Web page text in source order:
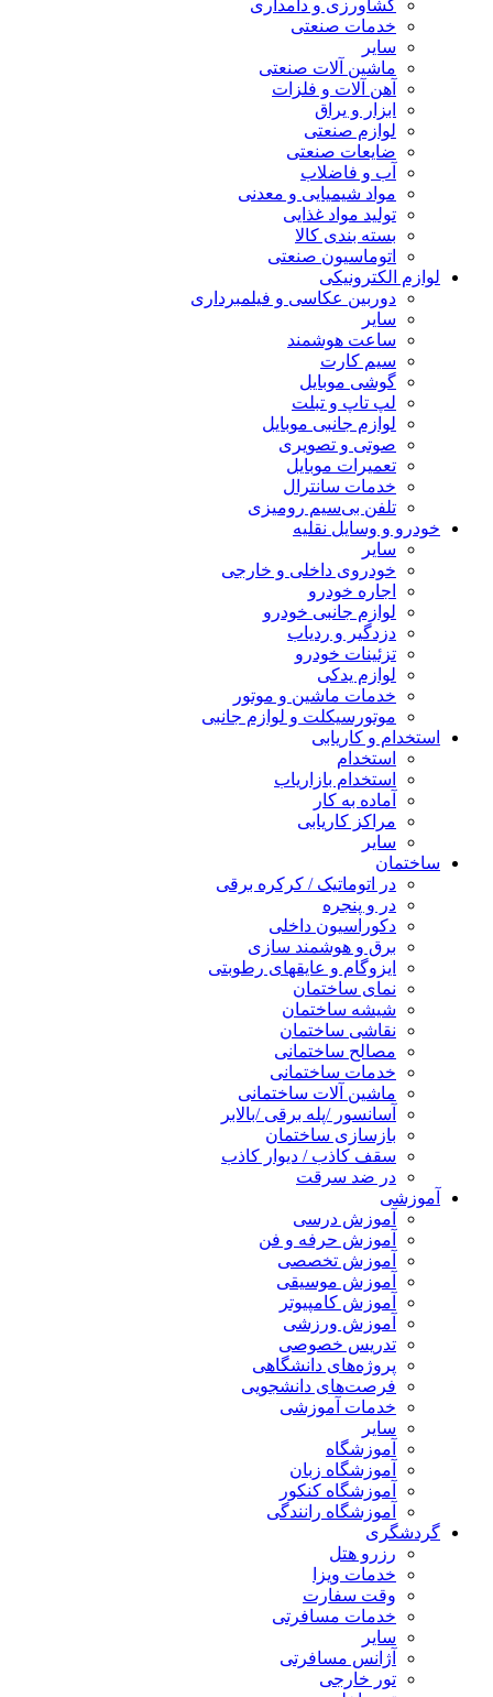
کشاورزی و دامداری
خدمات صنعتی
سایر
ماشین آلات صنعتی
آهن آلات و فلزات
ابزار و یراق
لوازم صنعتی
ضایعات صنعتی
آب و فاضلاب
مواد شیمیایی و معدنی
تولید مواد غذایی
بسته بندی کالا
اتوماسیون صنعتی
لوازم الکترونیکی
دوربین عکاسی و فیلمبرداری
سایر
ساعت هوشمند
سیم کارت
گوشی موبایل
لپ تاپ و تبلت
لوازم جانبی موبایل
صوتی و تصویری
تعمیرات موبایل
خدمات سانترال
تلفن بی‌سیم رومیزی
خودرو و وسایل نقلیه
سایر
خودروی داخلی و خارجی
اجاره خودرو
لوازم جانبی خودرو
دزدگیر و ردیاب
تزئینات خودرو
لوازم یدکی
خدمات ماشین و موتور
موتورسیکلت و لوازم جانبی
استخدام و کاریابی
استخدام
استخدام بازاریاب
آماده به کار
مراکز کاریابی
سایر
ساختمان
در اتوماتیک / کرکره برقی
در و پنجره
دکوراسیون داخلی
برق و هوشمند سازی
ایزوگام و عایقهای رطوبتی
نمای ساختمان
شیشه ساختمان
نقاشی ساختمان
مصالح ساختمانی
خدمات ساختمانی
ماشین آلات ساختمانی
آسانسور /پله برقی /بالابر
بازسازی ساختمان
سقف کاذب / دیوار کاذب
در ضد سرقت
آموزشی
آموزش درسی
آموزش حرفه و فن
آموزش تخصصی
آموزش موسیقی
آموزش کامپیوتر
آموزش ورزشی
تدریس خصوصی
پروژه‌های دانشگاهی
فرصت‌های دانشجویی
خدمات آموزشی
سایر
آموزشگاه
آموزشگاه زبان
آموزشگاه کنکور
آموزشگاه رانندگی
گردشگری
رزرو هتل
خدمات ویزا
وقت سفارت
خدمات مسافرتی
سایر
آژانس مسافرتی
تور خارجی